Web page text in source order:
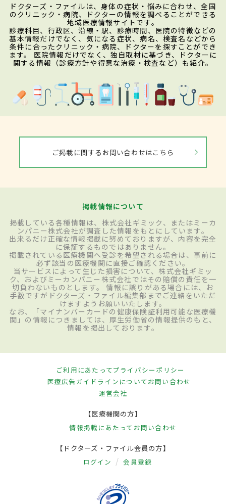
ドクターズ・ファイルは、身体の症状・悩みに合わせ、全国
のクリニック・病院、ドクターの情報を調べることができる
地域医療情報サイトです。
診療科目、行政区、沿線・駅、診療時間、医院の特徴などの
基本情報だけでなく、気になる症状、病名、検査名などから
条件に合ったクリニック・病院、ドクターを探すことができ
ます。 医院情報だけでなく、独自取材に基づき、ドクターに
関する情報（診療方針や得意な治療・検査など）も紹介。
ご掲載に関するお問い合わせはこちら
掲載情報について
掲載している各種情報は、株式会社ギミック、またはミーカ
ンパニー株式会社が調査した情報をもとにしています。
出来るだけ正確な情報掲載に努めておりますが、内容を完全
に保証するものではありません。
掲載されている医療機関へ受診を希望される場合は、事前に
必ず該当の医療機関に直接ご確認ください。
当サービスによって生じた損害について、株式会社ギミッ
ク、およびミーカンパニー株式会社ではその賠償の責任を一
切負わないものとします。 情報に誤りがある場合には、お
手数ですがドクターズ・ファイル編集部までご連絡をいただ
けますようお願いいたします。
なお、「マイナンバーカードの健康保険証利用可能な医療機
関」の情報につきましては、厚生労働省の情報提供のもと、
情報を掲出しております。
ご利用にあたってプライバシーポリシー
医療広告ガイドラインについてお問い合わせ
運営会社
【医療機関の方】
情報掲載にあたって お問い合わせ
【ドクターズ・ファイル会員の方】
ログイン 会員登録